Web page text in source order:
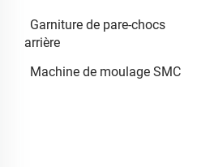
Garniture de pare-chocs
arrière
Machine de moulage SMC